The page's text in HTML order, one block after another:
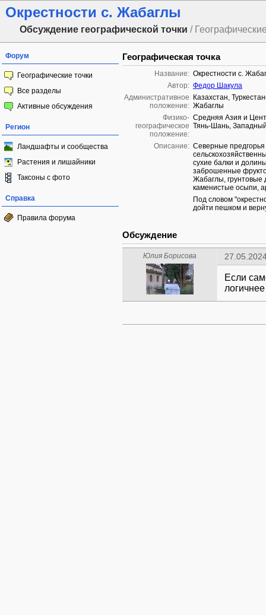
Окрестности с. Жабаглы
Обсуждение географической точки /
Форум
Географические точки
Все разделы
Активные обсуждения
Регион
Ландшафты и сообщества
Растения и лишайники
Таксоны с фото
Справка
Правила форума
Географическая точка
Название: Окрестности с.
Автор: Федор Шакула
Административное
положение:
Казахстан,
Жабаглы
Физико-
географическое
положение:
Средняя Азия и
Тянь-Шань,
Описание: Северные предгорья
сухие балки и
заброшенные
Жабаглы, грунтовые
каменистые осыпи,
Под словом
дойти пешком и
Обсуждение
Юлия Борисова
Если